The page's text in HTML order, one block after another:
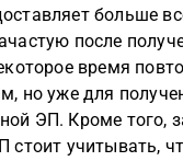
больше
после
время
но уже для
ЭП. Кроме того,
стоит учитывать,